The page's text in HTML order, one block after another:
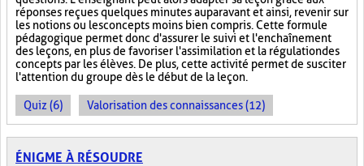
réponses reçues quelques minutes auparavant et ainsi, revenir sur
les notions ou les concepts moins bien compris. Cette formule
pédagogique permet donc d'assurer le suivi et l'enchaînement
des leçons, en plus de favoriser l'assimilation et la régulation des
concepts par les élèves. De plus, cette activité permet de susciter
l'attention du groupe dès le début de la leçon.
Quiz (6) Valorisation des connaissances (12)
ÉNIGME À RÉSOUDRE